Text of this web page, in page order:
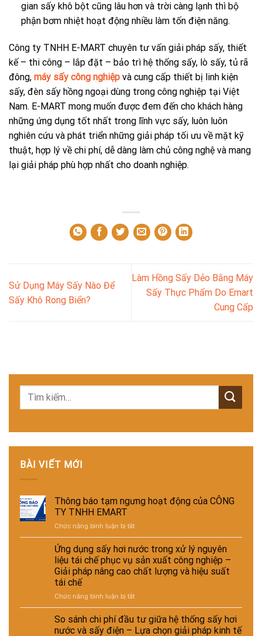
gian sấy khô bột cũng lâu hơn và trời càng lạnh thì bộ
phận bơm nhiệt hoạt động nhiều làm tốn điện năng.
Công ty TNHH E-MART chuyên tư vấn giải pháp sấy, thiết
kế – thi công – lắp đặt – bảo trì hệ thống sấy, lò sấy, tủ rã
đông, máy sấy công nghiệp và cung cấp thiết bị linh kiện
sấy, đèn sấy hồng ngoại dùng trong công nghiệp tại Việt
Nam. E-MART mong muốn được đem đến cho khách hàng
những ứng dụng tốt nhất trong lĩnh vực sấy, luôn luôn
nghiên cứu và phát triển những giải pháp tối ưu về mặt kỹ
thuật, hợp lý về chi phí, dễ dàng làm chủ công nghệ và mang
lại giải pháp phù hợp nhất cho doanh nghiệp.
Sử Dụng Máy Sấy Nào Để
Sấy Khô Rong Biển?
Làm Hồng Sấy Dẻo Bằng Máy
Sấy Thực Phẩm Do Emart
Cung Cấp
BÀI VIẾT MỚI
Thông báo tạm ngưng hoạt động của CÔNG
TY TNHH EMART
Chức năng bình luận bị tắtở
Thông
báo
tạm
ngưng
hoạt
của
TY
TNHH
Ứng dụng sấy hơi nước trong xử lý nguyên
liệu tái chế phục vụ sản xuất công nghiệp –
Giải pháp nâng cao chất lượng và hiệu suất
tái chế
Chức năng bình luận bị tắtở
Ứng
dụng
sấy
So sánh chi phí đầu tư giữa hệ thống sấy hơi
nước và sấy điện – Lựa chọn giải pháp kinh tế